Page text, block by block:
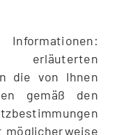
die von Ihnen
gemäß den
möglicherweise